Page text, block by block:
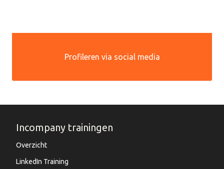
Profileren via social media
Incompany trainingen
Overzicht
LinkedIn Training